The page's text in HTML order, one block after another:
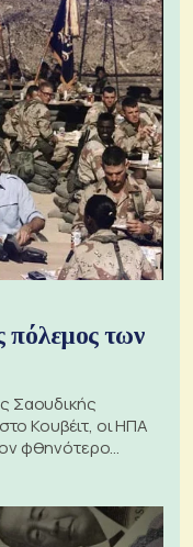
πόλεμος των
Σαουδικής
Κουβέιτ, οι ΗΠΑ
φθηνότερο